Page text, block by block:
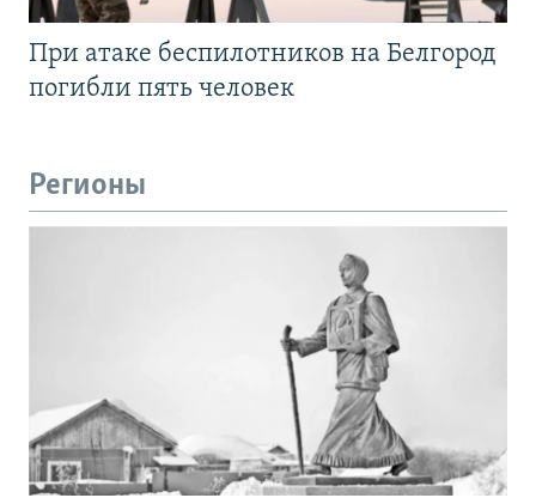
При атаке беспилотников на Белгород
погибли пять человек
Регионы